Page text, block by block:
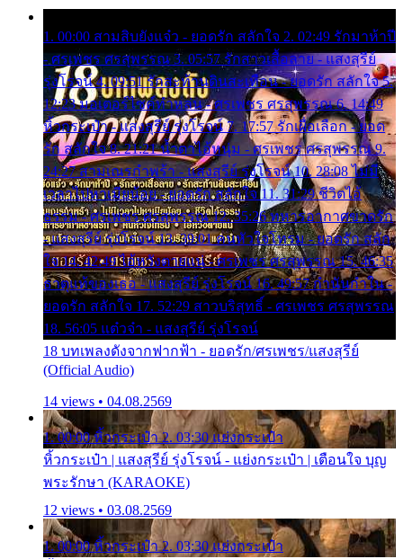
1. 00:00 สามสิบยังแจ๋ว - ยอดรัก สลักใจ 2. 02:49 รักมาห้าปี
- ศรเพชร ศรสุพรรณ 3. 05:57 รักสาวเสื้อลาย - แสงสุรีย์
รุ่งโรจน์ 4. 09:51 รักสะท้านดินสะเทือน - ยอดรัก สลักใจ 5.
12:23 มอเตอร์ไซค์ทำหล่น - ศรเพชร ศรสุพรรณ 6. 14:49
หิ้วกระเป๋า - แสงสุรีย์ รุ่งโรจน์ 7. 17:57 รักเผื่อเลือก - ยอด
รัก สลักใจ 8. 21:21 น้ำตาไอ้หนุ่ม - ศรเพชร ศรสุพรรณ 9.
24:27 สามเณรกำพร้า - แสงสุรีย์ รุ่งโรจน์ 10. 28:08 ไม่มี
เวลาไปหาเมียน้อย - ยอดรัก สลักใจ 11. 31:29 ชีวิตไอ้
ธรรม - ศรเพชร ศรสุพรรณ 12. 35:26 ทหารอากาศขาดรัก
- แสงสุรีย์ รุ่งโรจน์ 13. 39:01 คนหัวใจโทรม - ยอดรัก สลัก
ใจ 14. 42:49 ไอ้หวังตายแน่ - ศรเพชร ศรสุพรรณ 15. 46:35
ธาตุแท้ของเธอ - แสงสุรีย์ รุ่งโรจน์ 16. 49:57 กำนันกำใน -
ยอดรัก สลักใจ 17. 52:29 สาวบริสุทธิ์ - ศรเพชร ศรสุพรรณ
18. 56:05 แต๋วจ๋า - แสงสุรีย์ รุ่งโรจน์
18 บทเพลงดังจากฟากฟ้า - ยอดรัก/ศรเพชร/แสงสุรีย์
(Official Audio)
14 views • 04.08.2569
1. 00:00 หิ้วกระเป๋า 2. 03:30 แย่งกระเป๋า
หิ้วกระเป๋า | แสงสุรีย์ รุ่งโรจน์ - แย่งกระเป๋า | เตือนใจ บุญ
พระรักษา (KARAOKE)
12 views • 03.08.2569
1. 00:00 หิ้วกระเป๋า 2. 03:30 แย่งกระเป๋า